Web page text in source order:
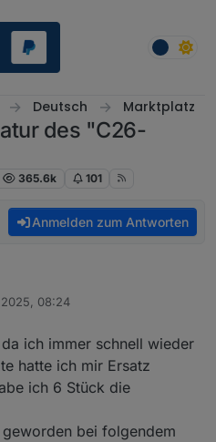
Deutsch Marktplatz
des "C26-
365.6k 101
Anmelden zum Antworten
08:24
ich immer schnell wieder
hatte ich mir Ersatz
ich 6 Stück die
bei folgendem